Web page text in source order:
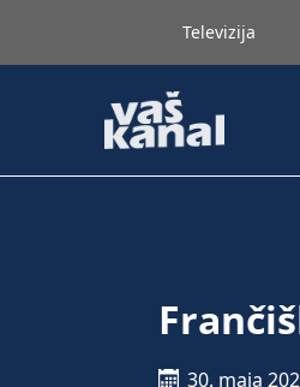
Televizija
30. maja